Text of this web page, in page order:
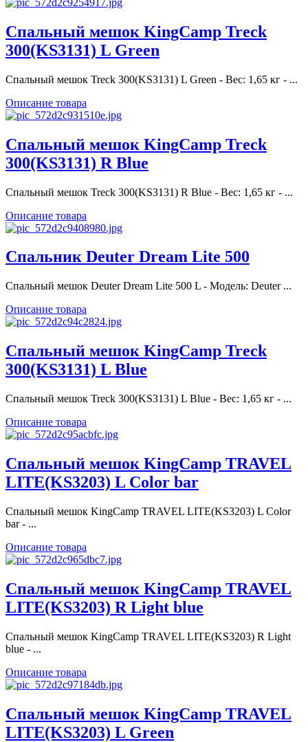
Спальный мешок KingCamp Treck
300(KS3131) L Green
Спальный мешок Treck 300(KS3131) L Green - Вес: 1,65 кг - ...
Описание товара
Спальный мешок KingCamp Treck
300(KS3131) R Blue
Спальный мешок Treck 300(KS3131) R Blue - Вес: 1,65 кг - ...
Описание товара
Спальник Deuter Dream Lite 500
Спальный мешок Deuter Dream Lite 500 L - Модель: Deuter ...
Описание товара
Спальный мешок KingCamp Treck
300(KS3131) L Blue
Спальный мешок Treck 300(KS3131) L Blue - Вес: 1,65 кг - ...
Описание товара
Спальный мешок KingCamp TRAVEL
LITE(KS3203) L Color bar
Спальный мешок KingCamp TRAVEL LITE(KS3203) L Color
bar - ...
Описание товара
Спальный мешок KingCamp TRAVEL
LITE(KS3203) R Light blue
Спальный мешок KingCamp TRAVEL LITE(KS3203) R Light
blue - ...
Описание товара
Спальный мешок KingCamp TRAVEL
LITE(KS3203) L Green